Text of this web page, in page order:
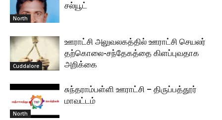
North
சல்யூட்
Cuddalore
ஊராட்சி அலுவலகத்தில் ஊராட்சி செயலர்
தற்கொலை-சந்தேகத்தை கிளப்புவதாக
அறிக்கை
North
சுந்தராம்பள்ளி ஊராட்சி – திருப்பத்தூர்
மாவட்டம்